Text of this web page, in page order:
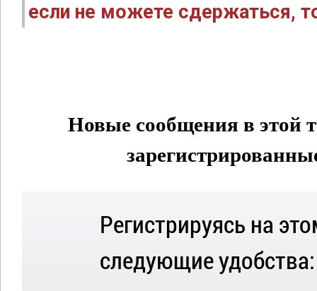
если не можете сдержаться,
Новые сообщения в этой
Регистрируясь на
следующие удобства: